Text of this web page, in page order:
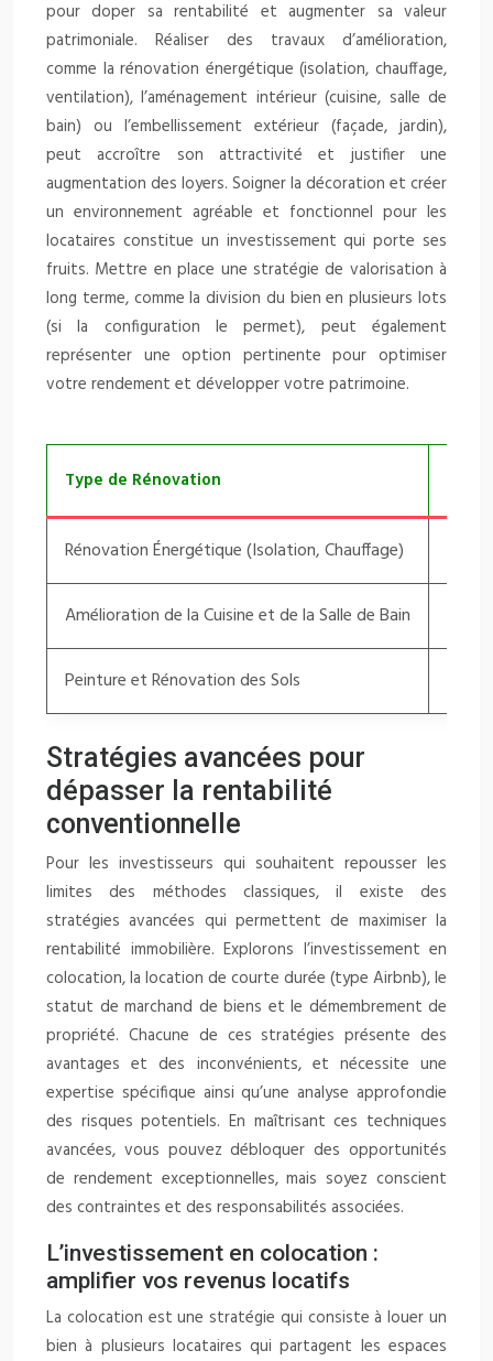
pour doper sa rentabilité et augmenter sa valeur
patrimoniale. Réaliser des travaux d’amélioration,
comme la rénovation énergétique (isolation, chauffage,
ventilation), l’aménagement intérieur (cuisine, salle de
bain) ou l’embellissement extérieur (façade, jardin),
peut accroître son attractivité et justifier une
augmentation des loyers. Soigner la décoration et créer
un environnement agréable et fonctionnel pour les
locataires constitue un investissement qui porte ses
fruits. Mettre en place une stratégie de valorisation à
long terme, comme la division du bien en plusieurs lots
(si la configuration le permet), peut également
représenter une option pertinente pour optimiser
votre rendement et développer votre patrimoine.
Type de Rénovation
Rénovation Énergétique (Isolation, Chauffage)
Amélioration de la Cuisine et de la Salle de Bain
Peinture et Rénovation des Sols
Stratégies avancées pour
dépasser la rentabilité
conventionnelle
Pour les investisseurs qui souhaitent repousser les
limites des méthodes classiques, il existe des
stratégies avancées qui permettent de maximiser la
rentabilité immobilière. Explorons l’investissement en
colocation, la location de courte durée (type Airbnb), le
statut de marchand de biens et le démembrement de
propriété. Chacune de ces stratégies présente des
avantages et des inconvénients, et nécessite une
expertise spécifique ainsi qu’une analyse approfondie
des risques potentiels. En maîtrisant ces techniques
avancées, vous pouvez débloquer des opportunités
de rendement exceptionnelles, mais soyez conscient
des contraintes et des responsabilités associées.
L’investissement en colocation :
amplifier vos revenus locatifs
La colocation est une stratégie qui consiste à louer un
bien à plusieurs locataires qui partagent les espaces